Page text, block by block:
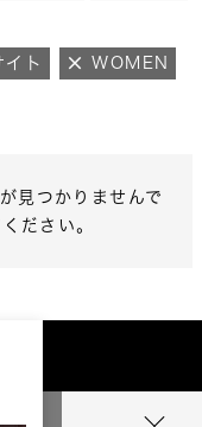
イト WOMEN
見つかりませんで
ださい。